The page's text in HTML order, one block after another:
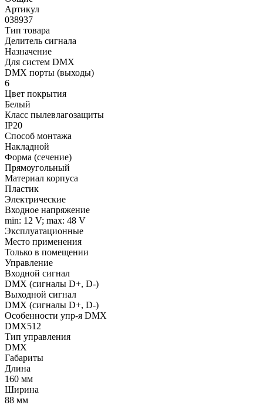
Артикул
038937
Тип товара
Делитель сигнала
Назначение
Для систем DMX
DMX порты (выходы)
6
Цвет покрытия
Белый
Класс пылевлагозащиты
IP20
Способ монтажа
Накладной
Форма (сечение)
Прямоугольный
Материал корпуса
Пластик
Электрические
Входное напряжение
min: 12 V; max: 48 V
Эксплуатационные
Место применения
Только в помещении
Управление
Входной сигнал
DMX (сигналы D+, D-)
Выходной сигнал
DMX (сигналы D+, D-)
Особенности упр-я DMX
DMX512
Тип управления
DMX
Габариты
Длина
160 мм
Ширина
88 мм